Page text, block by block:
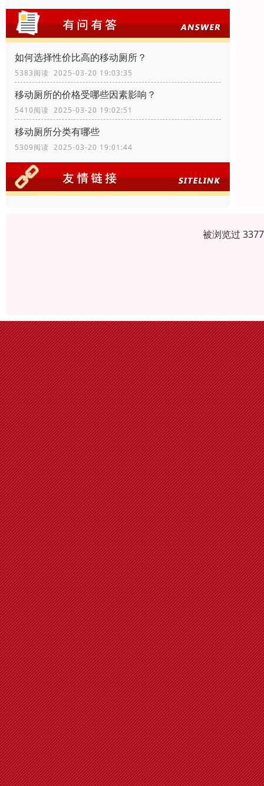
如何选择性价比高的移动厕所？
5383阅读 2025-03-20 19:03:35
移动厕所的价格受哪些因素影响？
5410阅读 2025-03-20 19:02:51
移动厕所分类有哪些
5309阅读 2025-03-20 19:01:44
被浏览过